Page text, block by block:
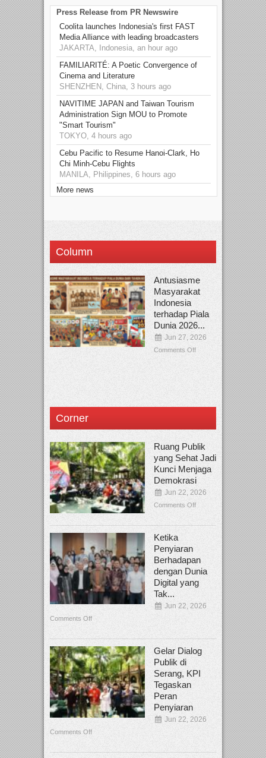
Press Release from PR Newswire
Coolita launches Indonesia's first FAST
Media Alliance with leading broadcasters
JAKARTA, Indonesia, an hour ago
FAMILIARITÉ: A Poetic Convergence of
Cinema and Literature
SHENZHEN, China, 3 hours ago
NAVITIME JAPAN and Taiwan Tourism
Administration Sign MOU to Promote
"Smart Tourism"
TOKYO, 4 hours ago
Cebu Pacific to Resume Hanoi-Clark, Ho
Chi Minh-Cebu Flights
MANILA, Philippines, 6 hours ago
More news
Column
Antusiasme
Masyarakat
Indonesia
terhadap Piala
Dunia 2026...
Jun 27, 2026
Comments Off
Corner
Ruang Publik
yang Sehat Jadi
Kunci Menjaga
Demokrasi
Jun 22, 2026
Comments Off
Ketika
Penyiaran
Berhadapan
dengan Dunia
Digital yang
Tak...
Jun 22, 2026
Comments Off
Gelar Dialog
Publik di
Serang, KPI
Tegaskan
Peran
Penyiaran
Jun 22, 2026
Comments Off